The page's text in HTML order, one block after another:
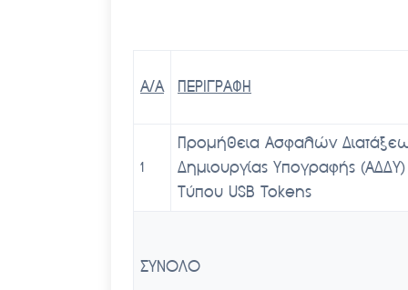
Α/Α ΠΕΡΙΓΡΑΦΗ
1
Προμήθεια Ασφαλών
Δημιουργίας Υπογραφής (ΑΔΔΥ)
Τύπου USB Tokens
ΣΥΝΟΛΟ